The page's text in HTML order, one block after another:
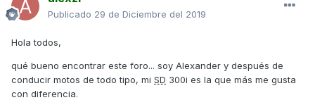
Publicado 29 de Diciembre del 2019
Hola todos,
qué bueno encontrar este foro... soy Alexander y después de
conducir motos de todo tipo, mi SD 300i es la que más me gusta
con diferencia.